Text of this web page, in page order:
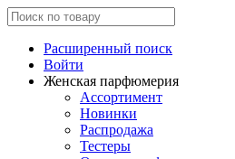
Расширенный поиск
Войти
Женская парфюмерия
Ассортимент
Новинки
Распродажа
Тестеры